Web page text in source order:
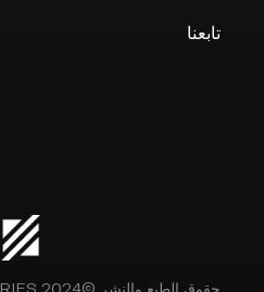
تابعنا